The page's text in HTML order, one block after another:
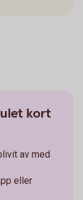
kort
av med
eller